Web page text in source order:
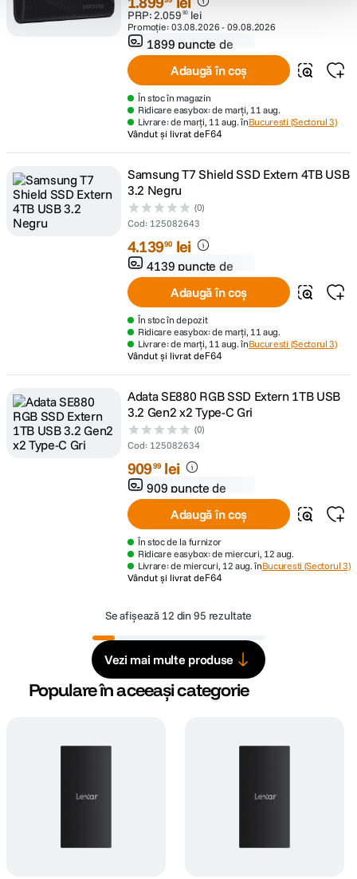
PRP:2.059 90 lei
Promoție: 03.08.2026 -09.08.2026
1899 puncte de
fidelitate
Adaugă în coș
În stoc în magazin
Ridicare easybox: de marți, 11 aug.
Livrare: de marți, 11 aug. înBucuresti (Sectorul 3)
Vândut și livrat deF64
Samsung T7 Shield SSD Extern 4TB USB
3.2 Negru
(0)
Cod: 125082643
4.13990 lei
4139 puncte de
fidelitate
Adaugă în coș
În stoc în depozit
Ridicare easybox: de marți, 11 aug.
Livrare: de marți, 11 aug. înBucuresti (Sectorul 3)
Vândut și livrat deF64
Adata SE880 RGB SSD Extern 1TB USB
3.2 Gen2 x2 Type-C Gri
(0)
Cod: 125082634
90999 lei
909 puncte de
fidelitate
Adaugă în coș
În stoc de la furnizor
Ridicare easybox: de miercuri, 12 aug.
Livrare: de miercuri, 12 aug. înBucuresti (Sectorul 3)
Vândut și livrat deF64
Se afișează 12 din 95 rezultate
Vezi mai multe produse
Populare în aceeași categorie